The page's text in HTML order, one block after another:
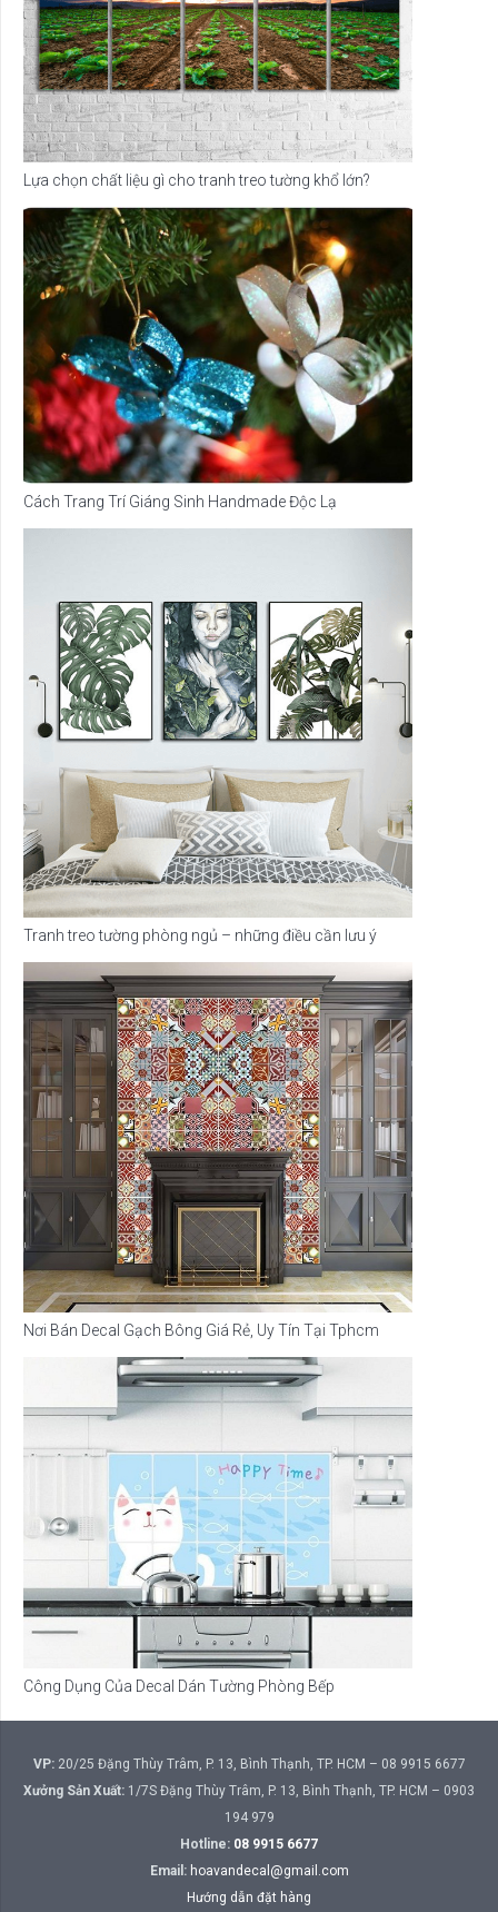
Lựa chọn chất liệu gì cho tranh treo tường khổ lớn?
Cách Trang Trí Giáng Sinh Handmade Độc Lạ
Tranh treo tường phòng ngủ – những điều cần lưu ý
Nơi Bán Decal Gạch Bông Giá Rẻ, Uy Tín Tại Tphcm
Công Dụng Của Decal Dán Tường Phòng Bếp
VP:20/25 Đặng Thùy Trâm, P. 13, Bình Thạnh, TP. HCM – 08 9915 6677
Xưởng Sản Xuất: 1/7S Đặng Thùy Trâm, P. 13, Bình Thạnh, TP. HCM – 0903
194 979
Hotline: 08 9915 6677
Email: hoavandecal@gmail.com
Hướng dẫn đặt hàng